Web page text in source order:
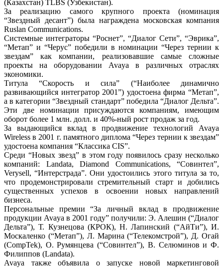
(Казахстан) TLBS (Узбекистан).
За реализацию самого крупного проекта (номинация
“Звездный десант”) была награждена московская компания
Ruslan Communications.
Системные интеграторы “Роснет”, “Диалог Сети”, “Эврика”,
“Метап” и “Черус” победили в номинации “Через тернии к
звездам” как компании, реализовавшие самые сложные
проекты на оборудовании Avaya в различных отраслях
экономики.
Титула “Скорость и сила” (“Наиболее динамично
развивающийся интегратор 2001”) удостоена фирма “Метап”,
а в категории “Звездный стандарт” победила “Диалог Дельта”.
Эти две номинации присуждаются компаниям, имеющим
оборот более 1 млн. долл. и 40%-ный рост продаж за год.
За выдающийся вклад в продвижение технологий Avaya
Wireless в 2001 г. памятного диплома “Через тернии к звездам”
удостоена компания “Классика CIS”.
Среди “Новых звезд” в этом году появилось сразу несколько
компаний: Landata, Diamond Communications, “Совинтел”,
Verysell, “Интерстрада”. Они удостоились этого титула за то,
что продемонстрировали стремительный старт и добились
существенных успехов в освоении новых направлений
бизнеса.
Персональные премии “За личный вклад в продвижение
продукции Avaya в 2001 году” получили: Э. Алешин (“Диалог
Дельта”), Т. Кузнецова (КРОК), Н. Лапинский (“АйТи”), И.
Москаленко (“Метап”), Л. Марина (“Телекомстрой”), Д. Огай
(CompTek), О. Румянцева (“Совинтел”), В. Селюминов и Ф.
Филиппов (Landata).
Avaya также объявила о запуске новой маркетинговой